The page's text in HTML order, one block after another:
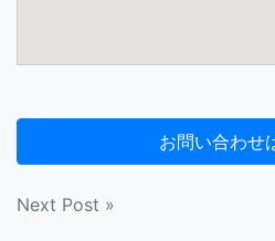
投
Next Post »